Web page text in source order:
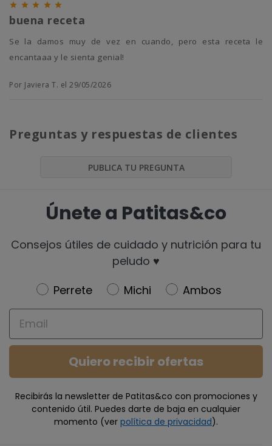
    
buena receta
Se la damos muy de vez en cuando, pero esta receta le
encantaaa y le sienta genial!
Por Javiera T. el 29/05/2026
Preguntas y respuestas de clientes
PUBLICA TU PREGUNTA
Únete a Patitas&co
Consejos útiles de cuidado y nutrición para tu
peludo ♥️
Newsletter
Perrete Michi
Ambos
Email
Quiero recibir ofertas
Recibirás la newsletter de Patitas&co con promociones y
contenido útil. Puedes darte de baja en cualquier
momento (ver política de privacidad).